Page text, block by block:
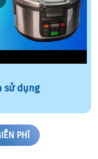
PHÍ
sử dụng